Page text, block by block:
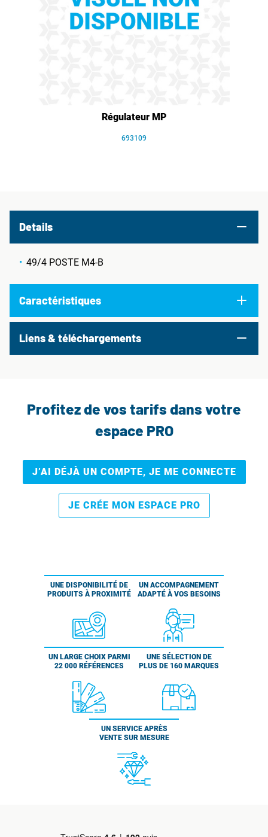
Régulateur MP
693109
Details
49/4 POSTE M4-B
Caractéristiques
Liens & téléchargements
Profitez de vos tarifs dans votre
espace PRO
J’AI DÉJÀ UN COMPTE, JE ME CONNECTE
JE CRÉE MON ESPACE PRO
UNE DISPONIBILITÉ DE
PRODUITS À PROXIMITÉ
UN ACCOMPAGNEMENT
ADAPTÉ À VOS BESOINS
UN LARGE CHOIX PARMI
22 000 RÉFÉRENCES
UNE SÉLECTION DE
PLUS DE 160 MARQUES
UN SERVICE APRÈS
VENTE SUR MESURE